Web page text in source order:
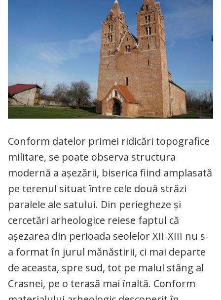
Conform datelor primei ridicări topografice
militare, se poate observa structura
modernă a aşezării, biserica fiind amplasată
pe terenul situat între cele două străzi
paralele ale satului. Din periegheze şi
cercetări arheologice reiese faptul că
aşezarea din perioada seolelor XII-XIII nu s-
a format în jurul mănăstirii, ci mai departe
de aceasta, spre sud, tot pe malul stâng al
Crasnei, pe o terasă mai înaltă. Conform